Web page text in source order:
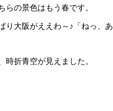
らの景色はもう春です。
り大阪がええわ～♪「ねっ、
時折青空が見えました。